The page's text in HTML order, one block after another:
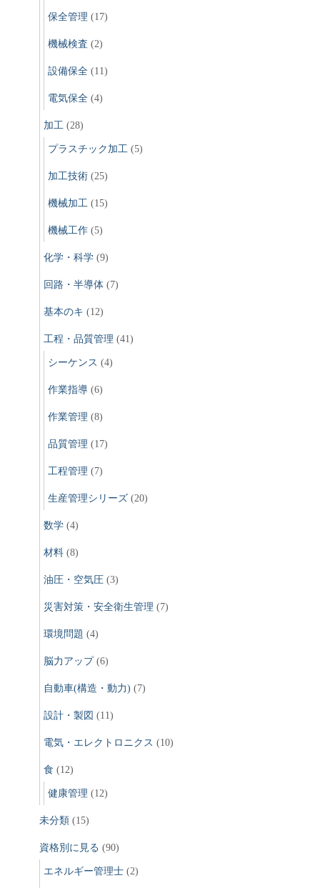
保全管理 (17)
機械検査 (2)
設備保全 (11)
電気保全 (4)
加工 (28)
プラスチック加工 (5)
加工技術 (25)
機械加工 (15)
機械工作 (5)
化学・科学 (9)
回路・半導体 (7)
基本のキ (12)
工程・品質管理 (41)
シーケンス (4)
作業指導 (6)
作業管理 (8)
品質管理 (17)
工程管理 (7)
生産管理シリーズ (20)
数学 (4)
材料 (8)
油圧・空気圧 (3)
災害対策・安全衛生管理 (7)
環境問題 (4)
脳力アップ(6)
自動車(構造・動力) (7)
設計・製図 (11)
電気・エレクトロニクス (10)
食 (12)
健康管理 (12)
未分類 (15)
資格別に見る (90)
エネルギー管理士 (2)